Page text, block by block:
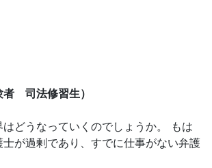
者 司法修習生）
どうなっていくのでしょうか。 もは
が過剰であり、すでに仕事がない弁護